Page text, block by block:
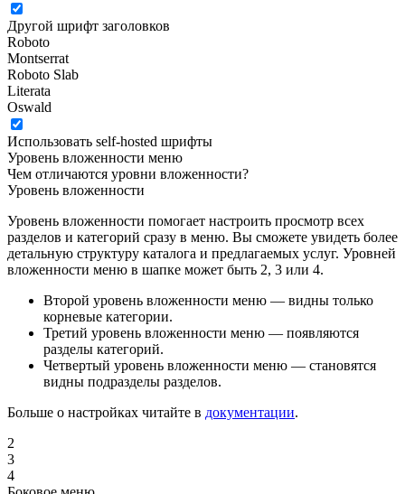
Другой шрифт заголовков
Roboto
Montserrat
Roboto Slab
Literata
Oswald
Использовать self-hosted шрифты
Уровень вложенности меню
Чем отличаются уровни вложенности?
Уровень вложенности
Уровень вложенности помогает настроить просмотр всех
разделов и категорий сразу в меню. Вы сможете увидеть более
детальную структуру каталога и предлагаемых услуг. Уровней
вложенности меню в шапке может быть 2, 3 или 4.
Второй уровень вложенности меню — видны только
корневые категории.
Третий уровень вложенности меню — появляются
разделы категорий.
Четвертый уровень вложенности меню — становятся
видны подразделы разделов.
Больше о настройках читайте в документации.
2
3
4